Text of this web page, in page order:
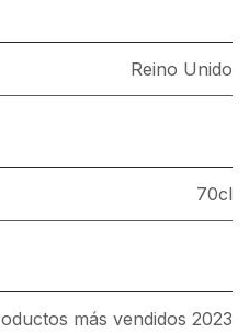
Reino Unido
70cl
más vendidos 2023